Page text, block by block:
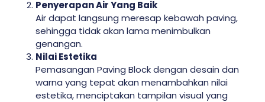
Penyerapan Air Yang Baik
Air dapat langsung meresap kebawah paving,
sehingga tidak akan lama menimbulkan
genangan.
Nilai Estetika
Pemasangan Paving Block dengan desain dan
warna yang tepat akan menambahkan nilai
estetika, menciptakan tampilan visual yang